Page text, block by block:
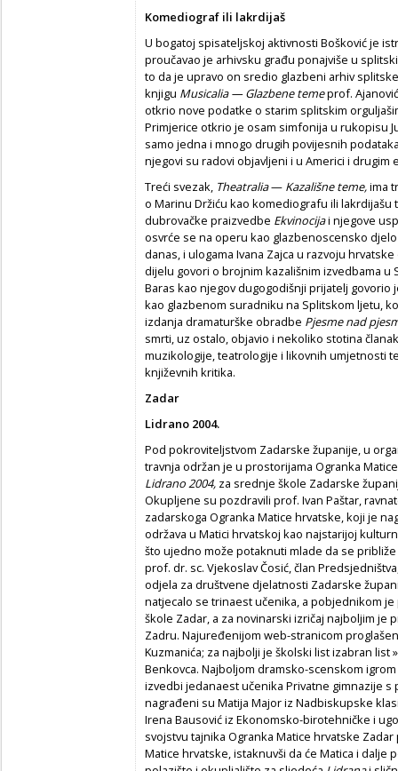
Komediograf ili lakrdijaš
U bogatoj spisateljskoj aktivnosti Bošković je
proučavao je arhivsku građu ponajviše u
to da je upravo on sredio glazbeni arhiv
knjigu Musicalia — Glazbene temeprof.
otkrio nove podatke o starim splitskim
Primjerice otkrio je osam simfonija u rukopisu
samo jedna i mnogo drugih povijesnih
njegovi su radovi objavljeni i u Americi i drugim
Treći svezak, Theatralia— Kazališne teme,ima
o Marinu Držiću kao komediografu ili lakrdijašu
dubrovačke praizvedbe Ekvinocijai njegove
osvrće se na operu kao glazbenoscensko
danas, i ulogama Ivana Zajca u razvoju
dijelu govori o brojnim kazališnim izvedbama u
Baras kao njegov dugogodišnji prijatelj govorio
kao glazbenom suradniku na Splitskom ljetu,
izdanja dramaturške obradbe Pjesme nad
smrti, uz ostalo, objavio i nekoliko stotina
muzikologije, teatrologije i likovnih umjetnosti
književnih kritika.
Zadar
Lidrano 2004.
Pod pokroviteljstvom Zadarske županije, u
travnja održan je u prostorijama Ogranka
Lidrano 2004, za srednje škole Zadarske
Okupljene su pozdravili prof. Ivan Paštar,
zadarskoga Ogranka Matice hrvatske, koji je
održava u Matici hrvatskoj kao najstarijoj
što ujedno može potaknuti mlade da se
prof. dr. sc. Vjekoslav Čosić, član
odjela za društvene djelatnosti Zadarske
natjecalo se trinaest učenika, a pobjednikom
škole Zadar, a za novinarski izričaj najboljim je
Zadru. Najuređenijom web-stranicom
Kuzmanića; za najbolji je školski list izabran
Benkovca. Najboljom dramsko-scenskom
izvedbi jedanaest učenika Privatne gimnazije
nagrađeni su Matija Major iz Nadbiskupske
Irena Bausović iz Ekonomsko-birotehničke i
svojstvu tajnika Ogranka Matice hrvatske
Matice hrvatske, istaknuvši da će Matica i dalje